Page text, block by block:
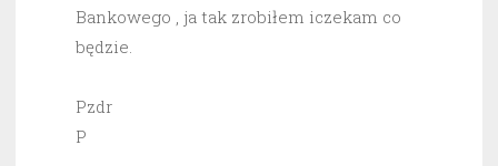
Bankowego , ja tak zrobiłem iczekam co
będzie.
Pzdr
P